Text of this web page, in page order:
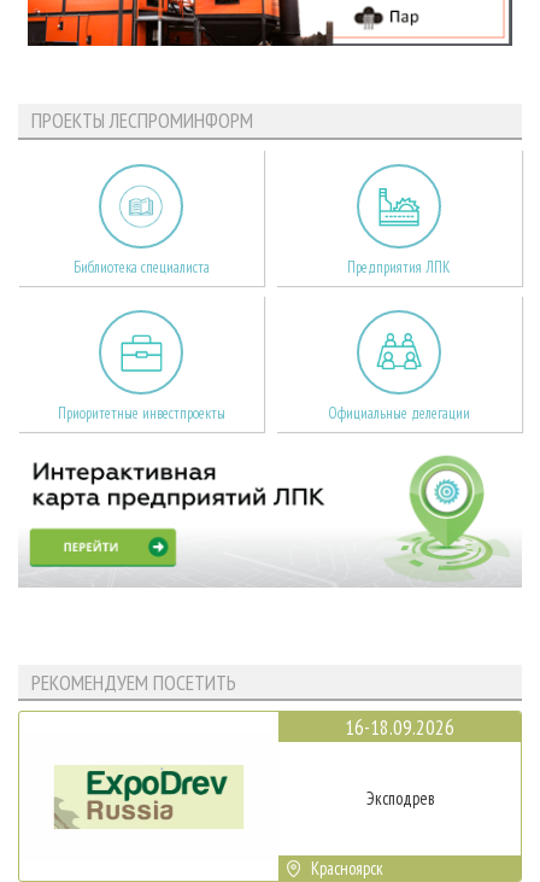
ПРОЕКТЫ ЛЕСПРОМИНФОРМ
Библиотека специалиста Предприятия ЛПК
Приоритетные инвестпроекты Официальные делегации
РЕКОМЕНДУЕМ ПОСЕТИТЬ
16-18.09.2026
Эксподрев
Красноярск